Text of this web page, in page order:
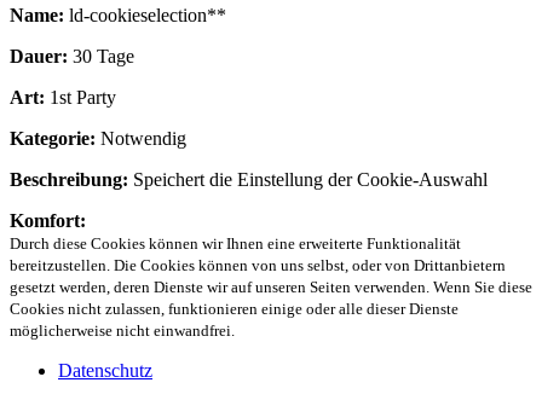
Name: ld-cookieselection**
Dauer: 30 Tage
Art: 1st Party
Kategorie: Notwendig
Beschreibung: Speichert die Einstellung der Cookie-Auswahl
Komfort:
Durch diese Cookies können wir Ihnen eine erweiterte Funktionalität
bereitzustellen. Die Cookies können von uns selbst, oder von Drittanbietern
gesetzt werden, deren Dienste wir auf unseren Seiten verwenden. Wenn Sie diese
Cookies nicht zulassen, funktionieren einige oder alle dieser Dienste
möglicherweise nicht einwandfrei.
Datenschutz